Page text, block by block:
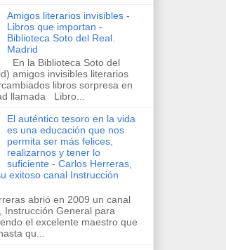
Amigos literarios invisibles -
Libros que importan -
Biblioteca Soto del Real.
Madrid
En la Biblioteca Soto del
amigos invisibles literarios
libros sorpresa en
llamada Libro...
El auténtico tesoro en la vida
es una educación que nos
permita ser más felices,
realizarnos y tener lo
suficiente - Carlos Herreras,
exitoso canal Instrucción
abrió en 2009 un canal
Instrucción General para
el excelente maestro que
qu...